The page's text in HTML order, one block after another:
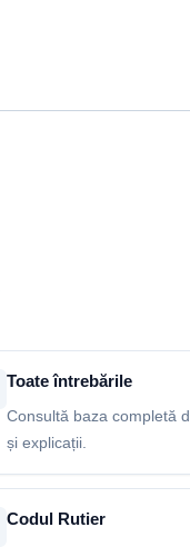
Toate întrebările
Consultă baza completă
și explicații.
Codul Rutier